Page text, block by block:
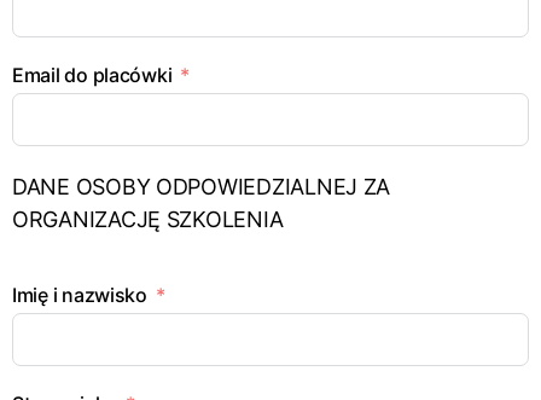
Email do placówki
DANE OSOBY ODPOWIEDZIALNEJ ZA
ORGANIZACJĘ SZKOLENIA
Imię i nazwisko